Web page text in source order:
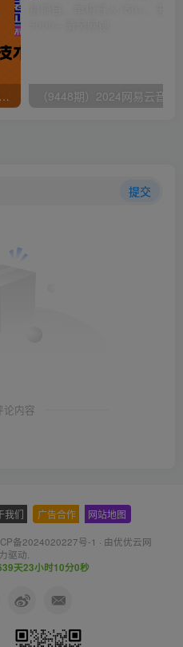
全网首发，美团饿了么老店翻新最新技术，一单利润300-600
提交
论内容
我们 广告合作 网站地图
备2024020227号-1 · 由优优云网
驱动.
天23小时10分1秒